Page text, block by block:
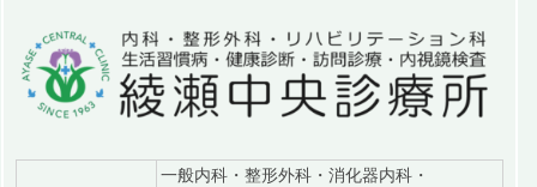
一般内科・整形外科・消化器内科・